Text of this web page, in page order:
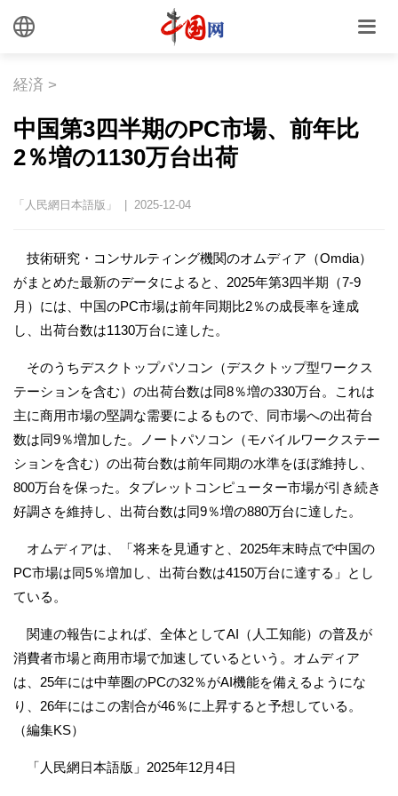
経済 >
中国第3四半期のPC市場、前年比
2％増の1130万台出荷
「人民網日本語版」 | 2025-12-04
技術研究・コンサルティング機関のオムディア（Omdia）
がまとめた最新のデータによると、2025年第3四半期（7-9
月）には、中国のPC市場は前年同期比2％の成長率を達成
し、出荷台数は1130万台に達した。
そのうちデスクトップパソコン（デスクトップ型ワークス
テーションを含む）の出荷台数は同8％増の330万台。これは
主に商用市場の堅調な需要によるもので、同市場への出荷台
数は同9％増加した。ノートパソコン（モバイルワークステー
ションを含む）の出荷台数は前年同期の水準をほぼ維持し、
800万台を保った。タブレットコンピューター市場が引き続き
好調さを維持し、出荷台数は同9％増の880万台に達した。
オムディアは、「将来を見通すと、2025年末時点で中国の
PC市場は同5％増加し、出荷台数は4150万台に達する」とし
ている。
関連の報告によれば、全体としてAI（人工知能）の普及が
消費者市場と商用市場で加速しているという。オムディア
は、25年には中華圏のPCの32％がAI機能を備えるようにな
り、26年にはこの割合が46％に上昇すると予想している。
（編集KS）
「人民網日本語版」2025年12月4日